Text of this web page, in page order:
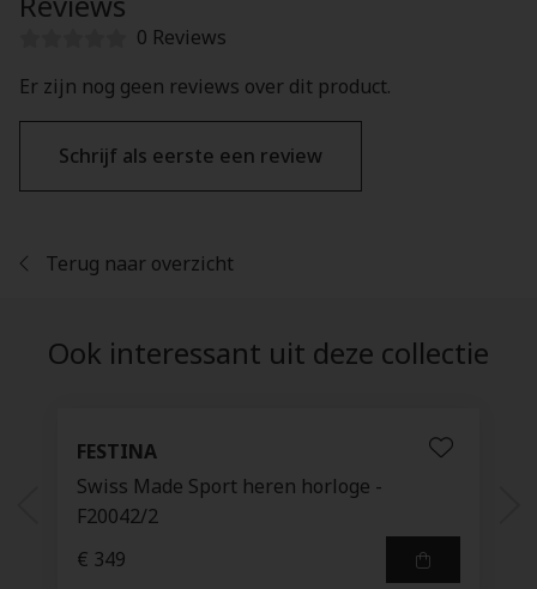
0 Reviews
Er zijn nog geen reviews over dit product.
Schrijf als eerste een review
Terug naar overzicht
Ook interessant uit deze collectie
FESTINA
Swiss Made Sport heren horloge -
F20042/2
€ 349